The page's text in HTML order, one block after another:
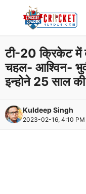
टी-20 क्रिकेट में
चहल- आश्विन-
इन्होने 25 साल
Kuldeep Singh
2023-02-16, 4:10 PM